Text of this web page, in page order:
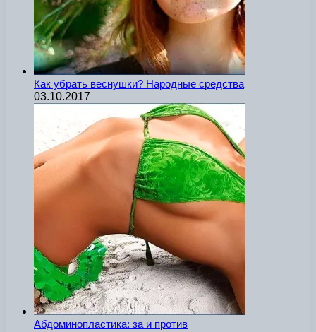
Как убрать веснушки? Народные средства
03.10.2017
Абдоминопластика: за и против